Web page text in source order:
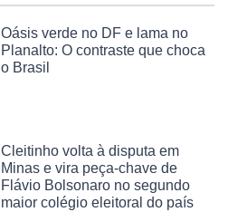
Oásis verde no DF e lama no
Planalto: O contraste que choca
o Brasil
Cleitinho volta à disputa em
Minas e vira peça-chave de
Flávio Bolsonaro no segundo
maior colégio eleitoral do país